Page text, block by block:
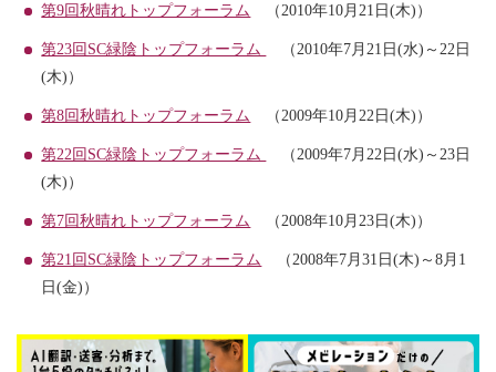
第9回秋晴れトップフォーラム （2010年10月21日(木)）
第23回SC緑陰トップフォーラム
（2010年7月21日(水)～22日
(木)）
第8回秋晴れトップフォーラム （2009年10月22日(木)）
第22回SC緑陰トップフォーラム
（2009年7月22日(水)～23日
(木)）
第7回秋晴れトップフォーラム （2008年10月23日(木)）
第21回SC緑陰トップフォーラム （2008年7月31日(木)～8月1
日(金)）